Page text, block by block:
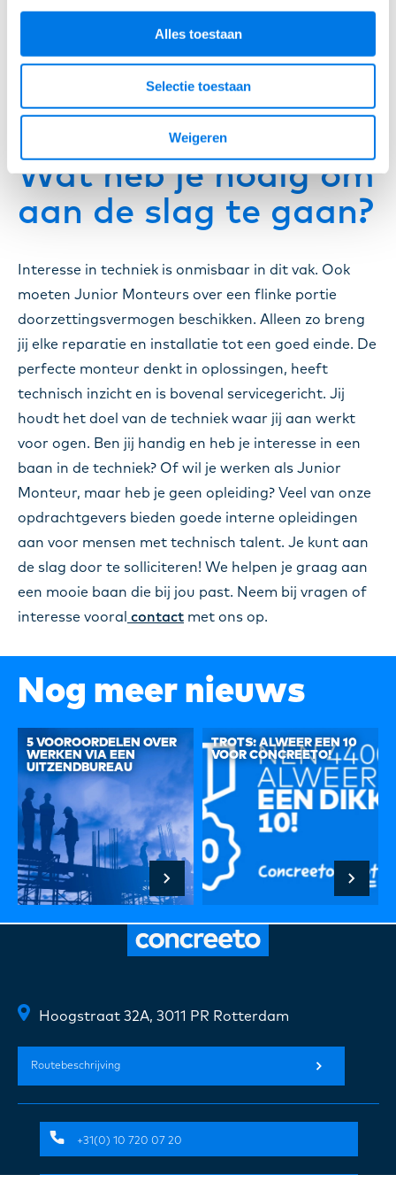
Alles toestaan
Selectie toestaan
Weigeren
Binnen de hydrauliek of elektra is het namelijk fijn
als iemand zijn vak van binnen en buiten kent.
Wat heb je nodig om
aan de slag te gaan?
Interesse in techniek is onmisbaar in dit vak. Ook
moeten Junior Monteurs over een flinke portie
doorzettingsvermogen beschikken. Alleen zo breng
jij elke reparatie en installatie tot een goed einde. De
perfecte monteur denkt in oplossingen, heeft
technisch inzicht en is bovenal servicegericht. Jij
houdt het doel van de techniek waar jij aan werkt
voor ogen. Ben jij handig en heb je interesse in een
baan in de techniek? Of wil je werken als Junior
Monteur, maar heb je geen opleiding? Veel van onze
opdrachtgevers bieden goede interne opleidingen
aan voor mensen met technisch talent. Je kunt aan
de slag door te solliciteren! We helpen je graag aan
een mooie baan die bij jou past. Neem bij vragen of
interesse vooral contact met ons op.
Nog meer nieuws
5 VOOROORDELEN OVER
WERKEN VIA EEN
UITZENDBUREAU
TROTS: ALWEER EEN 10
VOOR CONCREETO!
Hoogstraat 32A, 3011 PR Rotterdam
Routebeschrijving
+31(0) 10 720 07 20